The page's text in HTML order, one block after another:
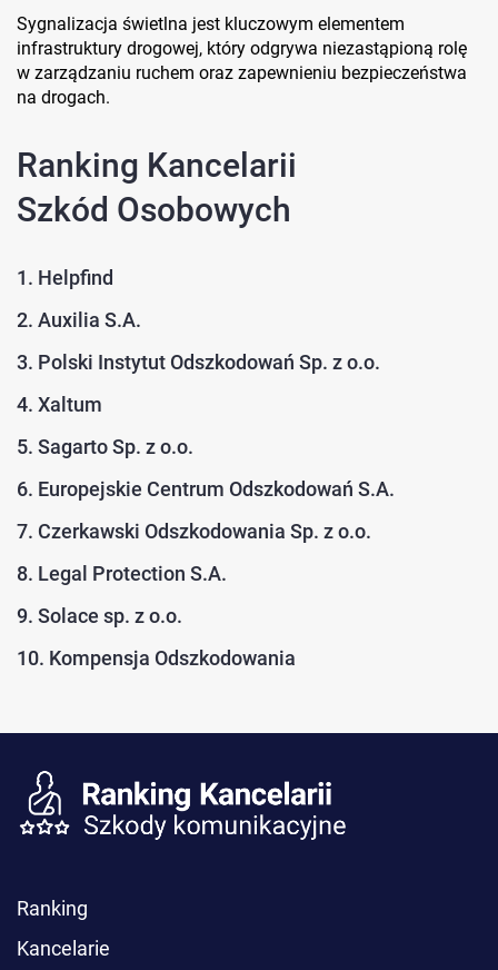
Sygnalizacja świetlna jest kluczowym elementem
infrastruktury drogowej, który odgrywa niezastąpioną rolę
w zarządzaniu ruchem oraz zapewnieniu bezpieczeństwa
na drogach.
Ranking Kancelarii
Szkód Osobowych
1. Helpfind
2. Auxilia S.A.
3. Polski Instytut Odszkodowań Sp. z o.o.
4. Xaltum
5. Sagarto Sp. z o.o.
6. Europejskie Centrum Odszkodowań S.A.
7. Czerkawski Odszkodowania Sp. z o.o.
8. Legal Protection S.A.
9. Solace sp. z o.o.
10. Kompensja Odszkodowania
Ranking
Kancelarie